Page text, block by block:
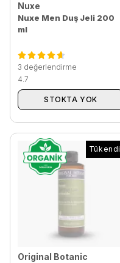
Nuxe
Nuxe Men Duş Jeli 200
ml
3 değerlendirme
4.7
STOKTA YOK
Tükendi
Original Botanic